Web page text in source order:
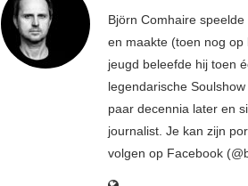
Björn Comhaire
en maakte (toen nog
jeugd beleefde hij toen
legendarische
paar decennia later en
journalist. Je kan zijn
volgen op Facebook